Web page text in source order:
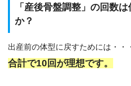
「産後骨盤調整」の回数
か？
出産前の体型に戻すためには・・
合計で10回が理想です。